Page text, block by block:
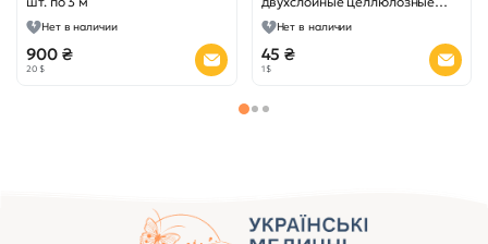
Нет в наличии
900 ₴
20 $
белыеНет в наличии
45 ₴
1 $